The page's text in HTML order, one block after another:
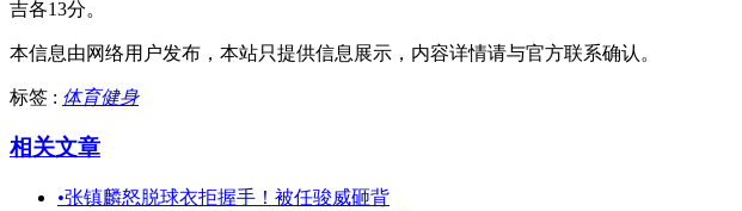
吉各13分。
本信息由网络用户发布， 本站只提供信息展示，内容详情请与官方联系确认。
标签 : 体育健身
相关文章
•张镇麟怒脱球衣拒握手！被任骏威砸背